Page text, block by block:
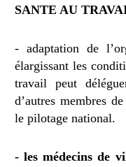
SANTE AU
- adaptation de
élargissant les
travail peut
d’autres membres
le pilotage national.
- les médecins de